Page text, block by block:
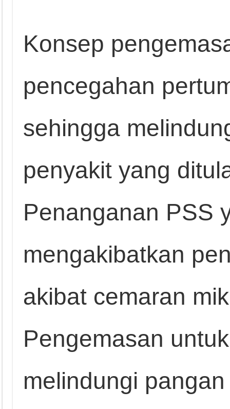
Konsep
pencegahan
sehingga
penyakit yang
Penanganan PSS
mengakibatkan
akibat cemaran
Pengemasan
melindungi